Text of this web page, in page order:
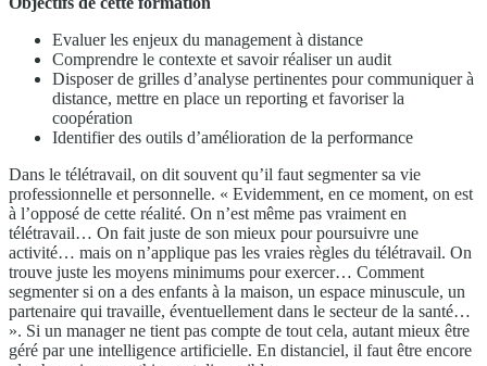
Evaluer les enjeux du management à distance
Comprendre le contexte et savoir réaliser un audit
Disposer de grilles d’analyse pertinentes pour communiquer à
distance, mettre en place un reporting et favoriser la
coopération
Identifier des outils d’amélioration de la performance
Dans le télétravail, on dit souvent qu’il faut segmenter sa vie
professionnelle et personnelle. « Evidemment, en ce moment, on est
à l’opposé de cette réalité. On n’est même pas vraiment en
télétravail… On fait juste de son mieux pour poursuivre une
activité… mais on n’applique pas les vraies règles du télétravail. On
trouve juste les moyens minimums pour exercer… Comment
segmenter si on a des enfants à la maison, un espace minuscule, un
partenaire qui travaille, éventuellement dans le secteur de la santé…
». Si un manager ne tient pas compte de tout cela, autant mieux être
géré par une intelligence artificielle. En distanciel, il faut être encore